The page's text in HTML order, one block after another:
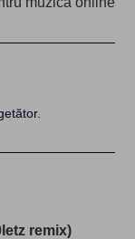
remix)